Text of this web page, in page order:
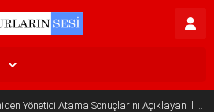
Yönetici Atama Sonuçlarını Açıklayan İl MEM’ler Listesi